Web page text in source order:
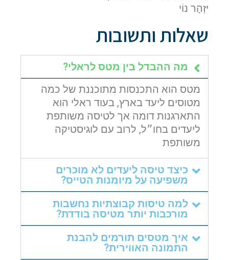
יזְהָר נוֹי
שאלות ותשובות
מה ההבדל בין מטס לראלי?
מטס הוא התכנסות מתוכננת של כמה
מטוסים ליעד בארץ, בעוד ראלי הוא
התארגנות דומה אך לטיסה משותפת
ליעדים בחו״ל, לרוב עם לוגיסטיקה
משותפת
כיצד טיסה ליעדים לא מוכרים
משפיעה על מיומנות הטייס?
למה טיסות קבוצתיות נחשבות
מורכבות יותר מטיסה בודדת?
איך מטסים תורמים להבנת
התמונה האווירית?